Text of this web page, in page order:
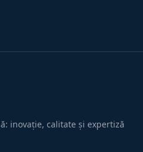
inovație, calitate și expertiză